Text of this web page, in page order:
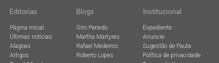
Editorias
Página inicial
Últimas notícias
Alagoas
Artigos
Blogs
Giro Penedo
Martha Martyres
Rafael Medeiros
Roberto Lopes
Institucional
Expediente
Anuncie
Sugestão de Pauta
Política de privacidade